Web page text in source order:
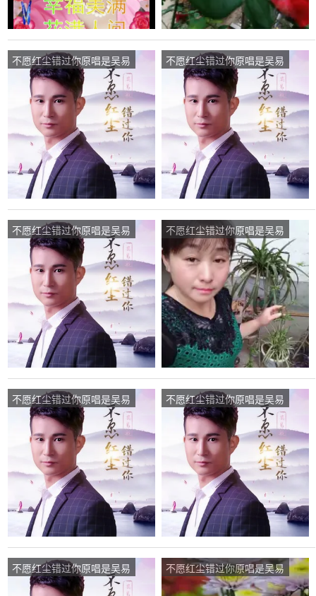
不愿红尘错过你原唱是吴易
航，由你命里缺我，我命里
缺金！翻唱(播放:117)
不愿红尘错过你原唱是吴易
航，由鑫之梦翻唱(播
放:34)
不愿红尘错过你原唱是吴易
航，由平安一生翻唱(播
放:18)
不愿红尘错过你原唱是吴易
航，由天天开心翻唱(播
放:60)
不愿红尘错过你原唱是吴易
航，由山水祁氏音乐翻唱
(播放:31)
不愿红尘错过你原唱是吴易
航，由展望未来翻唱(播
放:438)
不愿红尘错过你原唱是吴易
航，由微笑翻唱(播放:33)
不愿红尘错过你原唱是吴易
航，由缘份翻唱(播放:52)